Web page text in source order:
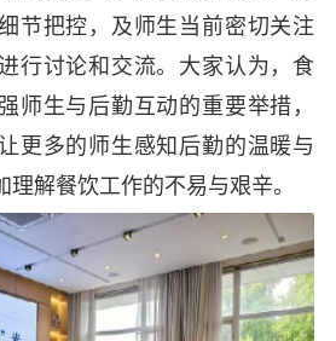
节把控，及师生当前密切关注
行讨论和交流。大家认为，食
师生与后勤互动的重要举措，
更多的师生感知后勤的温暖与
解餐饮工作的不易与艰辛。